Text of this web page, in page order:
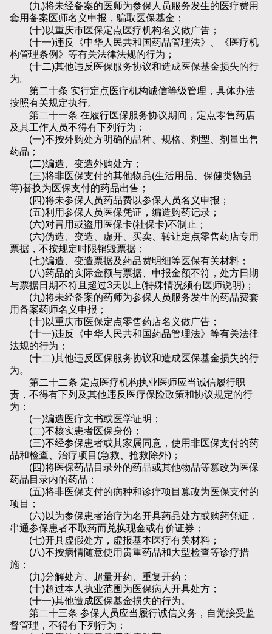
(九)将未经备案的医师为参保人员服务发生的医疗费用
套用备案医师名义申报，骗取医保基金；
(十)以重庆市医保定点医疗机构名义做广告；
(十一)违反《中华人民共和国药品管理法》、《医疗机
构管理条例》等有关法律法规的行为；
(十二)其他违反医保服务协议和造成医保基金损失的行
为。
第二十条 实行定点医疗机构诚信等级管理，具体办法
按照有关规定执行。
第二十一条 在履行医保服务协议期间，定点零售药店
及其工作人员不得有下列行为：
(一)不按外购处方明确的品种、规格、剂型、剂量出售
药品；
(二)编造、变造外购处方；
(三)将非医保支付的其他物品(生活用品、保健类物品
等)替换为医保支付的药品出售；
(四)将未参保人员药品费以参保人员名义申报；
(五)利用参保人员医保凭证，编造购药记录；
(六)对冒用或盗用医保卡(社保卡)不制止；
(六)伪造、变造、虚开、买卖、转让定点零售药店专用
票据，不按规定时限销毁票据；
(七)编造、变造票据及药品费明细等医保有关材料；
(八)药品的实际金额与票据、申报金额不符，处方日期
与票据日期不符且超过3天以上(特殊情况须有医师说明)；
(九)将未经备案的药师为参保人员服务发生的药品费套
用备案药师名义申报；
(十)以重庆市医保定点零售药店名义做广告；
(十一)违反《中华人民共和国药品管理法》等有关法律
法规的行为；
(十二)其他违反医保服务协议和造成医保基金损失的行
为。
第二十二条 定点医疗机构执业医师应当诚信履行职
责，不得有下列及其他违反医疗保险政策和协议规定的行
为：
(一)编造医疗文书或医学证明；
(二)不核实患者医保身份；
(三)不经参保患者或其家属同意，使用非医保支付的药
品和检查、治疗项目(急救、抢救除外)；
(四)将医保药品目录外的药品或其他物品等篡改为医保
药品目录内的药品；
(五)将非医保支付的病种和诊疗项目篡改为医保支付的
项目；
(六)以为参保患者治疗为名开具药品处方或购药凭证，
串通参保患者不取药而兑换现金或有价证券；
(七)开具虚假处方，虚报基本医疗有关材料；
(八)不按病情随意使用贵重药品和大型检查等诊疗措
施；
(九)分解处方、超量开药、重复开药；
(十)超过本人执业范围为医保病人开具处方；
(十一)其他造成医保基金损失的行为。
第二十三条 参保人员应当履行诚信义务，自觉接受监
督管理，不得有下列行为：